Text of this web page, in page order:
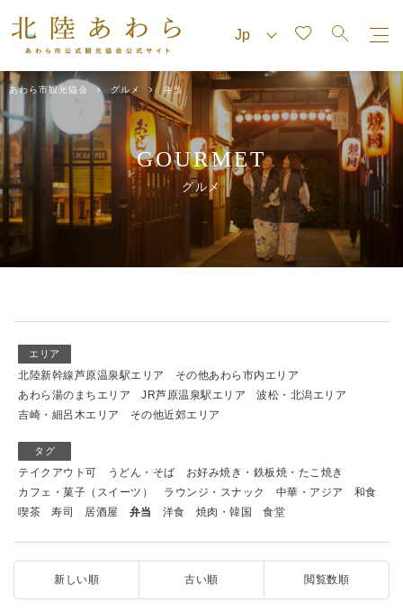
あわら市観光協会 グルメ 弁当
GOURMET
グルメ
エリア
北陸新幹線芦原温泉駅エリア
その他あわら市内エリア
あわら湯のまちエリア
JR芦原温泉駅エリア
波松・北潟エリア
吉崎・細呂木エリア
その他近郊エリア
タグ
テイクアウト可 うどん・そば
お好み焼き・鉄板焼・たこ焼き
カフェ・菓子（スイーツ）
ラウンジ・スナック 中華・アジア
和食
喫茶
寿司 居酒屋 弁当 洋食 焼肉・韓国 食堂
新しい順 古い順 閲覧数順